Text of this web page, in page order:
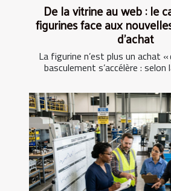
De la vitrine au web : le
figurines face aux
d’achat
La figurine n’est plus un achat «
basculement s’accélère : selon